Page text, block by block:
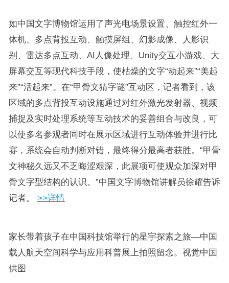
如中国文字博物馆运用了声光电场景设置、触控红外一
体机、多点背投互动、触摸屏组、幻影成像、人影识
别、雷达多点互动、AI人像处理、Unity交互小游戏、大
屏幕交互等现代科技手段，使枯燥的文字“动起来”“美起
来”“活起来”。在“甲骨文猜字谜”互动区，记者看到，该
区域的多点背投互动设施通过对红外激光发射器、视频
捕捉及实时处理系统等互动技术的妥善组合与改良，可
以使多名参观者同时在展示区域进行互动体验并进行比
赛，系统会自动判断对错，最终得分最高者获胜。“甲骨
文神秘久远又不乏晦涩艰深，此展项可使观众加深对甲
骨文字型结构的认识。”中国文字博物馆讲解员徐耀告诉
记者。 >>详情
家长带着孩子在中国科技馆举行的星宇探索之旅—中国
载人航天空间科学与应用科普展上拍照留念。视觉中国
供图